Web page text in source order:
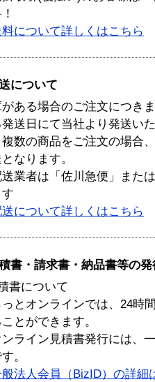
について詳しくはこちら
について
ある場合のご注文につき
発送日にて当社より発送い
複数の商品をご注文の場合
なります。
業者は「佐川急便」また
送について詳しくはこちら
書・請求書・納品書等の
書について
とオンラインでは、24時
とができます。
ライン見積書発行には、
。
法人会員（BizID）の詳細